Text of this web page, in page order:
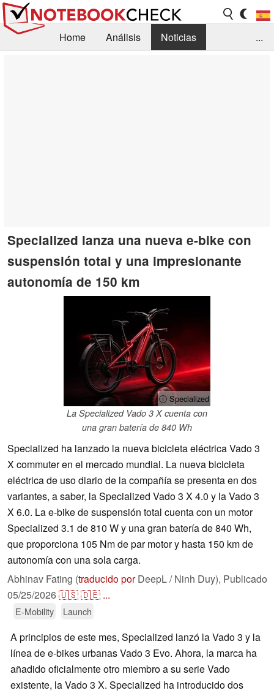
Home Análisis
Noticias
...
Specialized lanza una nueva e-bike con
suspensión total y una impresionante
autonomía de 150 km
ⓘ Specialized
La Specialized Vado 3 X cuenta con
una gran batería de 840 Wh
Specialized ha lanzado la nueva bicicleta eléctrica Vado 3
X commuter en el mercado mundial. La nueva bicicleta
eléctrica de uso diario de la compañía se presenta en dos
variantes, a saber, la Specialized Vado 3 X 4.0 y la Vado 3
X 6.0. La e-bike de suspensión total cuenta con un motor
Specialized 3.1 de 810 W y una gran batería de 840 Wh,
que proporciona 105 Nm de par motor y hasta 150 km de
autonomía con una sola carga.
Abhinav Fating (traducido porDeepL / Ninh Duy), Publicado
05/25/2026🇺🇸🇩🇪 ...
E-Mobility Launch
A principios de este mes, Specialized lanzó la Vado 3 y la
línea de e-bikes urbanas Vado 3 Evo. Ahora, la marca ha
añadido oficialmente otro miembro a su serie Vado
existente, la Vado 3 X. Specialized ha introducido dos